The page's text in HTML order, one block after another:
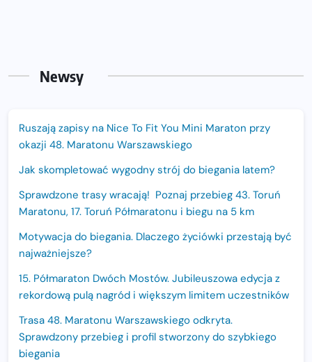
Newsy
Ruszają zapisy na Nice To Fit You Mini Maraton przy
okazji 48. Maratonu Warszawskiego
Jak skompletować wygodny strój do biegania latem?
Sprawdzone trasy wracają! Poznaj przebieg 43. Toruń
Maratonu, 17. Toruń Półmaratonu i biegu na 5 km
Motywacja do biegania. Dlaczego życiówki przestają być
najważniejsze?
15. Półmaraton Dwóch Mostów. Jubileuszowa edycja z
rekordową pulą nagród i większym limitem uczestników
Trasa 48. Maratonu Warszawskiego odkryta.
Sprawdzony przebieg i profil stworzony do szybkiego
biegania